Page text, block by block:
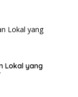
Lokal yang